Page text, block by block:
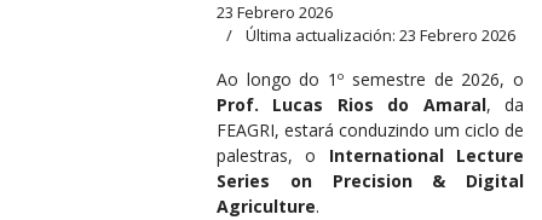
23 Febrero 2026
Última actualización: 23 Febrero 2026
Ao longo do 1º semestre de 2026, o
Prof. Lucas Rios do Amaral, da
FEAGRI, estará conduzindo um ciclo de
palestras, o International Lecture
Series on Precision & Digital
Agriculture.